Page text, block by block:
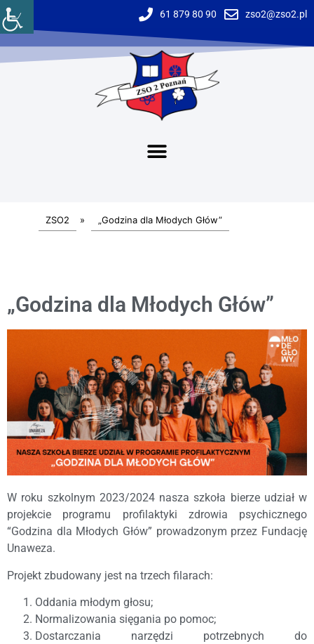
61 879 80 90 zso2@zso2.pl
ZSO2 » „Godzina dla Młodych Głów”
„Godzina dla Młodych Głów”
W roku szkolnym 2023/2024 nasza szkoła bierze udział w
projekcie programu profilaktyki zdrowia psychicznego
“Godzina dla Młodych Głów” prowadzonym przez Fundację
Unaweza.
Projekt zbudowany jest na trzech filarach:
Oddania młodym głosu;
Normalizowania sięgania po pomoc;
Dostarczania narzędzi potrzebnych do